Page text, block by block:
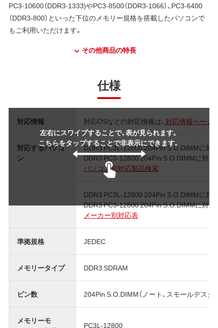
PC3-10600（DDR3-1333)やPC3-8500（DDR3-1066）、PC3-6400
（DDR3-800）といった下位のメモリー規格を搭載したパソコンで
もご利用いただけます。
その他商品の特長
仕様
左右にスワイプすることで、表が見られます。
こちらをタップすることで非表示にできます。
対応情報 対応OSなどの対応情報は、 対応情報ページ
対応するパソコ
ン
DDR3 PC3L-12800 204Pin S.O.DIMMに対
DDR3 PC3-12800 204Pin S.O.DIMMに対応
パソコン別対応製品検索
DDR3 PC3L-12800 204Pin S.O.DIMMに対
DDR3 PC3-12800 204Pin S.O.DIMMに対応
メーカー別対応表
準拠規格 JEDEC
メモリータイプ DDR3 SDRAM
ピン数 204Pin S.O.DIMM（ノート、スモールデスク
メモリーモ
PC3L-12800